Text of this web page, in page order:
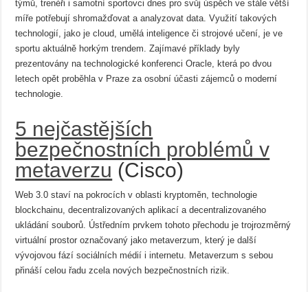
týmů, trenéři i samotní sportovci dnes pro svůj úspěch ve stále větší
míře potřebují shromažďovat a analyzovat data. Využití takových
technologií, jako je cloud, umělá inteligence či strojové učení, je ve
sportu aktuálně horkým trendem. Zajímavé příklady byly
prezentovány na technologické konferenci Oracle, která po dvou
letech opět proběhla v Praze za osobní účasti zájemců o moderní
technologie.
5 nejčastějších
bezpečnostních problémů v
metaverzu (Cisco)
Web 3.0 staví na pokrocích v oblasti kryptoměn, technologie
blockchainu, decentralizovaných aplikací a decentralizovaného
ukládání souborů. Ústředním prvkem tohoto přechodu je trojrozměrný
virtuální prostor označovaný jako metaverzum, který je další
vývojovou fází sociálních médií i internetu. Metaverzum s sebou
přináší celou řadu zcela nových bezpečnostních rizik.